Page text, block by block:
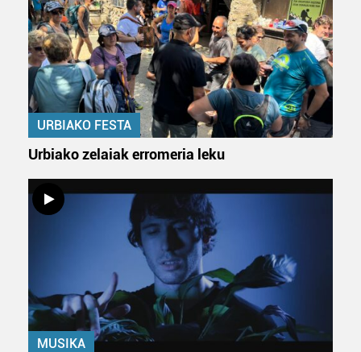
URBIAKO FESTA
Urbiako zelaiak erromeria leku
MUSIKA